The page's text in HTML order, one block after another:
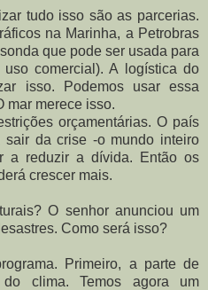
tudo isso são as parcerias.
na Marinha, a Petrobras
que pode ser usada para
comercial). A logística do
isso. Podemos usar essa
mar merece isso.
orçamentárias. O país
sair da crise -o mundo inteiro
a reduzir a dívida. Então os
crescer mais.
O senhor anunciou um
Como será isso?
Primeiro, a parte de
clima. Temos agora um